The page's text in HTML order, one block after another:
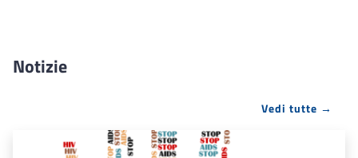
Notizie
Vedi tutte →